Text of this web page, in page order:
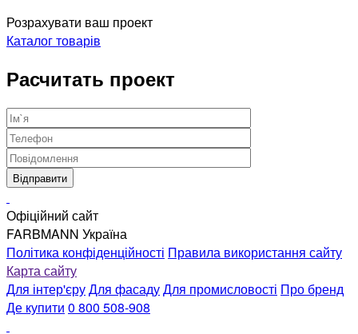
Розрахувати ваш проект
Каталог товарів
Расчитать проект
Офіційний сайт
FARBMANN Україна
Політика конфіденційності Правила використання сайту
Карта сайту
Для інтер'єруДля фасадуДля промисловості Про бренд
Де купити 0 800 508-908